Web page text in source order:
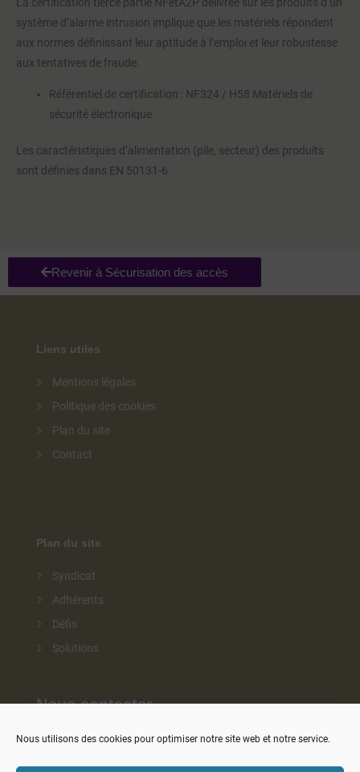
Nous utilisons des cookies pour optimiser notre site web et notre service.
système d’alarme intrusion implique que les matériels répondent
aux normes définissant leur aptitude à l’emploi et leur robustesse
aux tentatives de fraude.
Référentiel de certification : NF324 / H58 Matériels de
sécurité électronique
Les caractéristiques d’alimentation (pile, secteur) des produits
sont définies dans EN 50131-6
Revenir à Sécurisation des accès
Liens utiles
Mentions légales
Politique des cookies
Plan du site
Contact
Plan du site
Syndicat
Adhérents
Défis
Solutions
Nous contacter
contact@ignes.fr